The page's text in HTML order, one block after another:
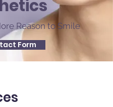
Reason to Smile
Form